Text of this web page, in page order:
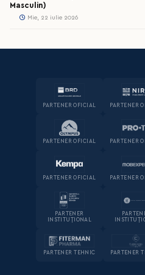
Masculin)
Mie, 22 iulie 2026
PARTENER OFICIAL PARTENER
PARTENER OFICIAL PARTENER
PARTENER OFICIAL PARTENER
PARTENER
INSTITUȚIONAL
PARTENER TEHNIC PARTENER